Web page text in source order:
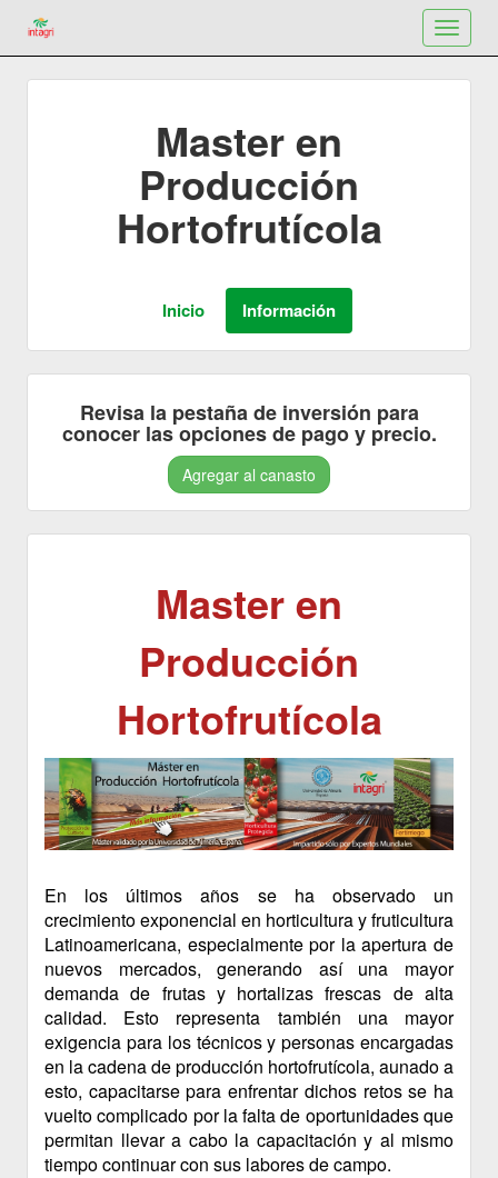
Toggle
Master en
Producción
Hortofrutícola
Revisa la pestaña de inversión para
conocer las opciones de pago y precio.
Agregar al canasto
Master en
Producción
Hortofrutícola
En los últimos años se ha observado un
crecimiento exponencial en horticultura y fruticultura
Latinoamericana, especialmente por la apertura de
nuevos mercados, generando así una mayor
demanda de frutas y hortalizas frescas de alta
calidad. Esto representa también una mayor
exigencia para los técnicos y personas encargadas
en la cadena de producción hortofrutícola, aunado a
esto, capacitarse para enfrentar dichos retos se ha
vuelto complicado por la falta de oportunidades que
permitan llevar a cabo la capacitación y al mismo
tiempo continuar con sus labores de campo.